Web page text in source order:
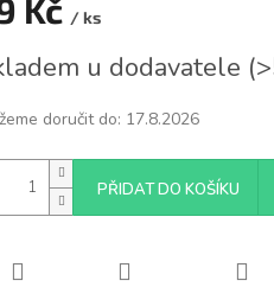
Kč / ks
u dodavatele (
doručit do: 17.8.2026
PŘIDAT DO KOŠÍKU